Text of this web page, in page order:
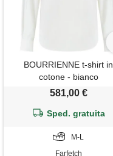
BOURRIENNE t-shirt in
cotone - bianco
581,00 €
Sped. gratuita
M-L
Farfetch